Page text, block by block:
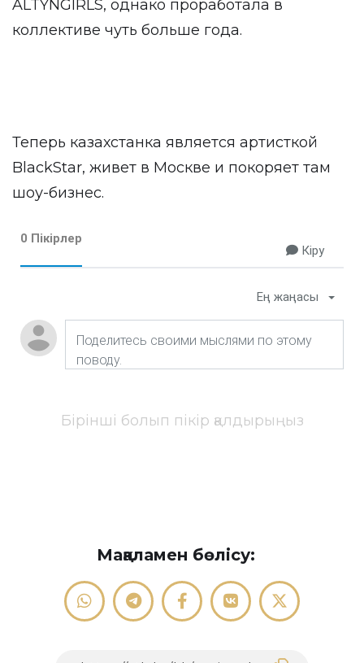
ALTYNGIRLS, однако проработала в
коллективе чуть больше года.
Теперь казахстанка является артисткой
BlackStar, живет в Москве и покоряет там
шоу-бизнес.
0 Пікірлер
Кіру
Ең жаңасы
Бірінші болып пікір қалдырыңыз
Мақаламен бөлісу: